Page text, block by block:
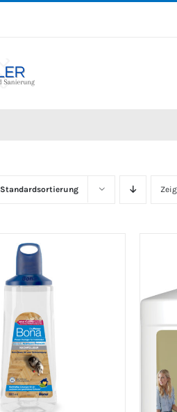
Standardsortierung